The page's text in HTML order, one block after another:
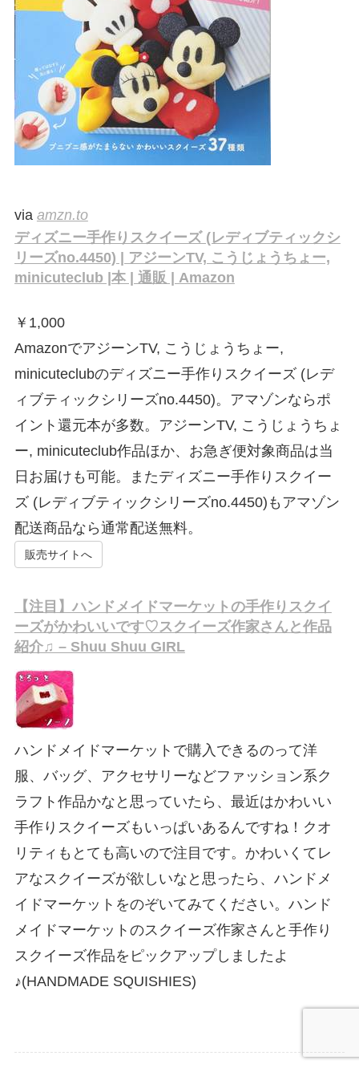
via amzn.to
ディズニー手作りスクイーズ (レディブティックシ
リーズno.4450) | アジーンTV, こうじょうちょー,
minicuteclub |本 | 通販 | Amazon
￥ 1,000
AmazonでアジーンTV, こうじょうちょー,
minicuteclubのディズニー手作りスクイーズ (レデ
ィブティックシリーズno.4450)。アマゾンならポ
イント還元本が多数。アジーンTV, こうじょうちょ
ー, minicuteclub作品ほか、お急ぎ便対象商品は当
日お届けも可能。またディズニー手作りスクイー
ズ (レディブティックシリーズno.4450)もアマゾン
配送商品なら通常配送無料。
販売サイトへ
【注目】ハンドメイドマーケットの手作りスクイ
ーズがかわいいです♡スクイーズ作家さんと作品
紹介♫ – Shuu Shuu GIRL
ハンドメイドマーケットで購入できるのって洋
服、バッグ、アクセサリーなどファッション系ク
ラフト作品かなと思っていたら、最近はかわいい
手作りスクイーズもいっぱいあるんですね！クオ
リティもとても高いので注目です。かわいくてレ
アなスクイーズが欲しいなと思ったら、ハンドメ
イドマーケットをのぞいてみてください。ハンド
メイドマーケットのスクイーズ作家さんと手作り
スクイーズ作品をピックアップしましたよ
♪(HANDMADE SQUISHIES)